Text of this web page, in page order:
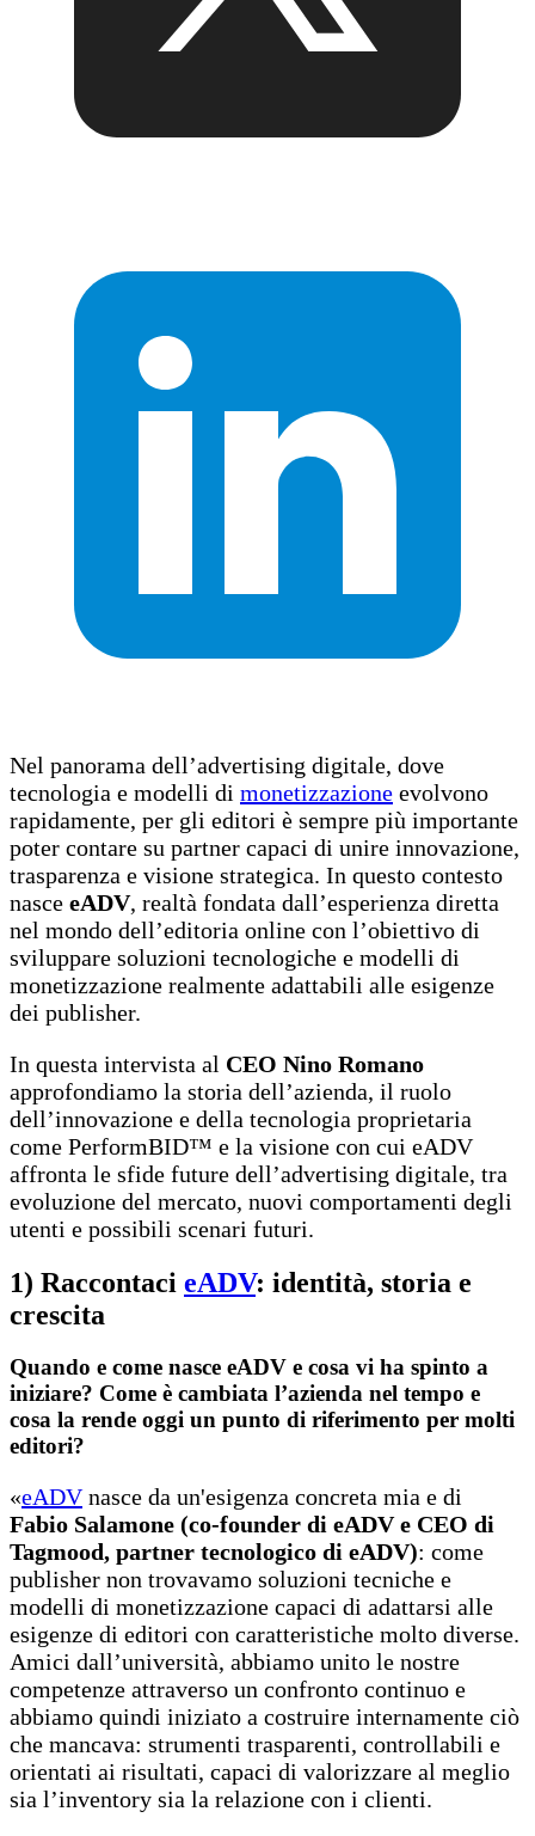
Nel panorama dell’advertising digitale, dove
tecnologia e modelli di monetizzazione evolvono
rapidamente, per gli editori è sempre più importante
poter contare su partner capaci di unire innovazione,
trasparenza e visione strategica. In questo contesto
nasce eADV, realtà fondata dall’esperienza diretta
nel mondo dell’editoria online con l’obiettivo di
sviluppare soluzioni tecnologiche e modelli di
monetizzazione realmente adattabili alle esigenze
dei publisher.
In questa intervista al CEO Nino Romano
approfondiamo la storia dell’azienda, il ruolo
dell’innovazione e della tecnologia proprietaria
come PerformBID™ e la visione con cui eADV
affronta le sfide future dell’advertising digitale, tra
evoluzione del mercato, nuovi comportamenti degli
utenti e possibili scenari futuri.
1) Raccontaci eADV: identità, storia e
crescita
Quando e come nasce eADV e cosa vi ha spinto a
iniziare? Come è cambiata l’azienda nel tempo e
cosa la rende oggi un punto di riferimento per molti
editori?
«eADVnasce da un'esigenza concreta mia e di
Fabio Salamone (co-founder di eADV e CEO di
Tagmood, partner tecnologico di eADV): come
publisher non trovavamo soluzioni tecniche e
modelli di monetizzazione capaci di adattarsi alle
esigenze di editori con caratteristiche molto diverse.
Amici dall’università, abbiamo unito le nostre
competenze attraverso un confronto continuo e
abbiamo quindi iniziato a costruire internamente ciò
che mancava: strumenti trasparenti, controllabili e
orientati ai risultati, capaci di valorizzare al meglio
sia l’inventory sia la relazione con i clienti.